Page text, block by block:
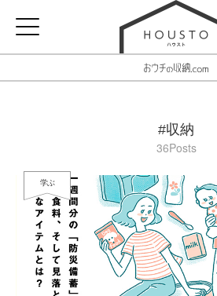
#収納
36Posts
学ぶ